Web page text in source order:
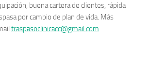
buena cartera de clientes, rápida
por cambio de plan de vida. Más
traspasoclinicacc@gmail.com